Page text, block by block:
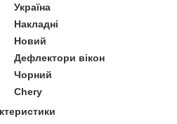
Україна
Накладні
Новий
Дефлектори вікон
Чорний
Chery